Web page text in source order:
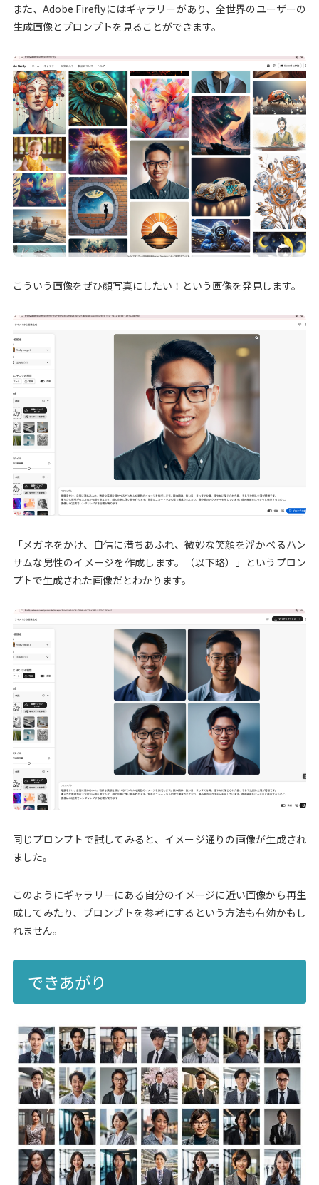
また、Adobe Fireflyにはギャラリーがあり、全世界のユーザーの
生成画像とプロンプトを見ることができます。
こういう画像をぜひ顔写真にしたい！という画像を発見します。
「メガネをかけ、自信に満ちあふれ、微妙な笑顔を浮かべるハン
サムな男性のイメージを作成します。（以下略）」というプロン
プトで生成された画像だとわかります。
同じプロンプトで試してみると、イメージ通りの画像が生成され
ました。
このようにギャラリーにある自分のイメージに近い画像から再生
成してみたり、プロンプトを参考にするという方法も有効かもし
れません。
できあがり